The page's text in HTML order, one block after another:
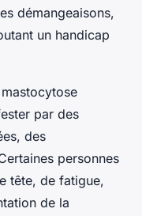
démangeaisons,
un handicap
par des
des
personnes
tête, de fatigue,
de la